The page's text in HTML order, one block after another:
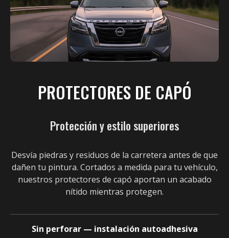
PROTECTORES DE CAPÓ
Protección y estilo superiores
Desvía piedras y residuos de la carretera antes de que
dañen tu pintura. Cortados a medida para tu vehículo,
nuestros protectores de capó aportan un acabado
nítido mientras protegen.
Sin perforar — instalación autoadhesiva